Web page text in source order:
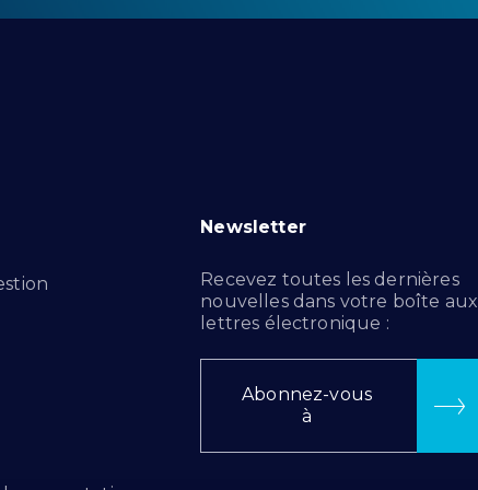
Newsletter
Recevez toutes les dernières
nouvelles dans votre boîte aux
lettres électronique :
Abonnez-vous
à